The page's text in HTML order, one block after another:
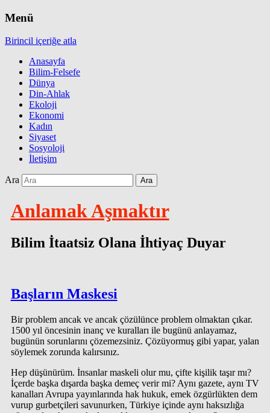
Menü
Birincil içeriğe atla
Anasayfa
Bilim-Felsefe
Dünya
Din-Ahlak
Ekoloji
Ekonomi
Kadın
Siyaset
Sosyoloji
İletişim
Ara
Anlamak Aşmaktır
Bilim İtaatsiz Olana İhtiyaç Duyar
Başların Maskesi
Bir problem ancak ve ancak çözülünce problem olmaktan çıkar.
1500 yıl öncesinin inanç ve kuralları ile bugünü anlayamaz,
bugünün sorunlarını çözemezsiniz. Çözüyormuş gibi yapar, yalan
söylemek zorunda kalırsınız.
Hep düşünürüm. İnsanlar maskeli olur mu, çifte kişilik taşır mı?
İçerde başka dışarda başka demeç verir mi? Aynı gazete, aynı TV
kanalları Avrupa yayınlarında hak hukuk, emek özgürlükten dem
vurup gurbetçileri savunurken, Türkiye içinde aynı haksızlığa